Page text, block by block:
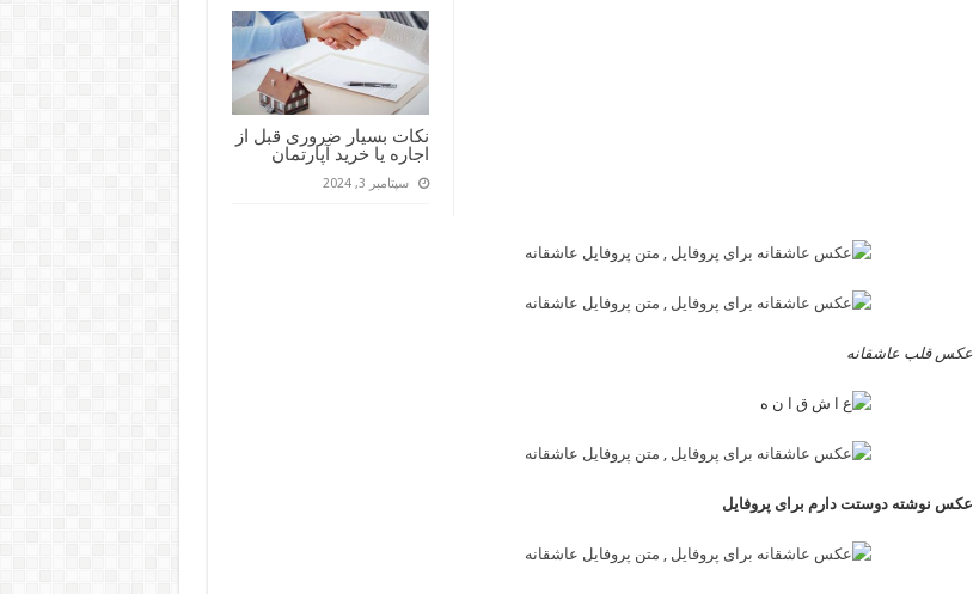
نکات بسیار ضروری قبل از
اجاره یا خرید آپارتمان
سپتامبر 3, 2024
عکس قلب عاشقانه
عکس نوشته دوستت دارم برای پروفایل